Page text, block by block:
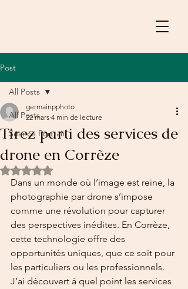
Post
All Posts
Séance Portrait
All Posts
Tirez parti des services de
drone en Corrèze
germainpphoto
22 mars 4 min de lecture
Noté NaN étoiles sur 5.
Dans un monde où l’image est reine, la
photographie par drone s’impose
comme une révolution pour capturer
des perspectives inédites. En Corrèze,
cette technologie offre des
opportunités uniques, que ce soit pour
les particuliers ou les professionnels.
J’ai découvert à quel point les services